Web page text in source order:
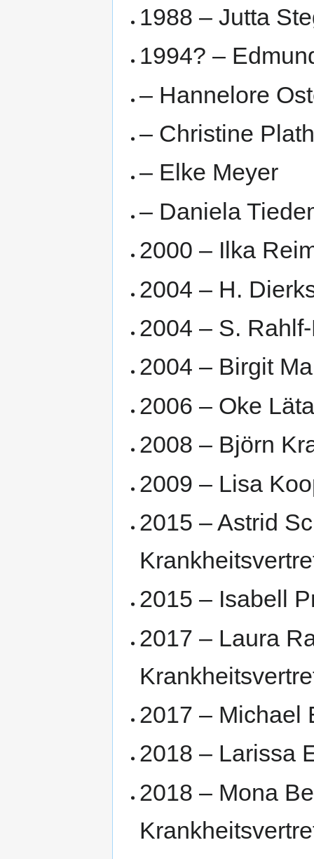
1988 – Jutta
1994? –
– Hannelore
– Christine
– Elke Meyer
– Daniela
2000 – Ilka
2004 – H.
2004 – S.
2004 – Birgit
2006 – Oke
2008 – Björn
2009 – Lisa
2015 – Astrid
2015 – Isabell
2017 – Laura
2017 – Michael
2018 – Larissa
2018 – Mona